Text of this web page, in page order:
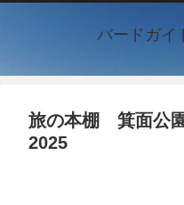
バードガイ
旅の本棚 箕面公
2025